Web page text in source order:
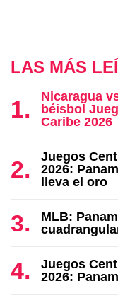
LAS MÁS
Nicaragua
béisbol
Caribe 2026
Juegos
2026:
lleva el oro
MLB:
Juegos
2026: